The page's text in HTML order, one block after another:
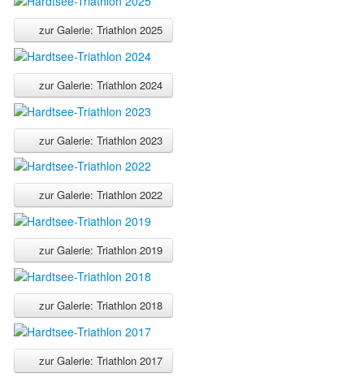
zur Galerie: Triathlon 2025
zur Galerie: Triathlon 2024
zur Galerie: Triathlon 2023
zur Galerie: Triathlon 2022
zur Galerie: Triathlon 2019
zur Galerie: Triathlon 2018
zur Galerie: Triathlon 2017